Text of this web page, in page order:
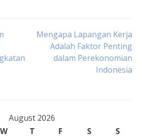
Mengapa Lapangan Kerja
Adalah Faktor Penting
dalam Perekonomian
Indonesia
August 2026
W T F S
S